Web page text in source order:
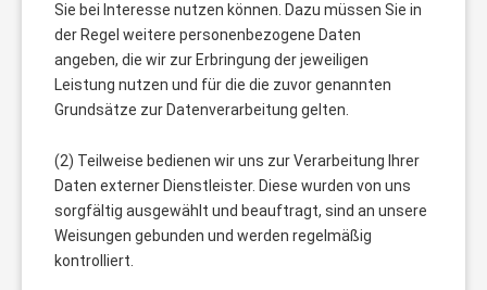
Sie bei Interesse nutzen können. Dazu müssen Sie in
der Regel weitere personenbezogene Daten
angeben, die wir zur Erbringung der jeweiligen
Leistung nutzen und für die die zuvor genannten
Grundsätze zur Datenverarbeitung gelten.
(2) Teilweise bedienen wir uns zur Verarbeitung Ihrer
Daten externer Dienstleister. Diese wurden von uns
sorgfältig ausgewählt und beauftragt, sind an unsere
Weisungen gebunden und werden regelmäßig
kontrolliert.